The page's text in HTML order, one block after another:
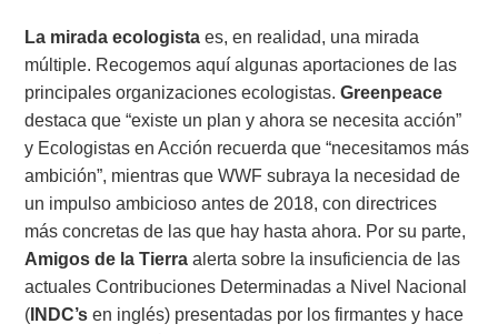
La mirada ecologista es, en realidad, una mirada
múltiple. Recogemos aquí algunas aportaciones de las
principales organizaciones ecologistas.Greenpeace
destaca que “existe un plan y ahora se necesita acción”
y Ecologistas en Acción recuerda que “necesitamos más
ambición”, mientras que WWF subraya la necesidad de
un impulso ambicioso antes de 2018, con directrices
más concretas de las que hay hasta ahora. Por su parte,
Amigos de la Tierra alerta sobre la insuficiencia de las
actuales Contribuciones Determinadas a Nivel Nacional
( INDC’s en inglés) presentadas por los firmantes y hace